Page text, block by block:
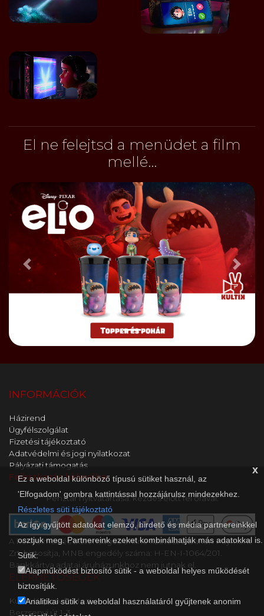
El ne felejtsd a menüdet a film
mellé...
Előző
x
Ez a weboldal különböző típusú sütiket használ, az
'Elfogadom' gombra kattintással hozzájárulsz mindezekhez.
Részletes süti tájékoztató
Az így gyűjtött adatokat elemző, hirdető és média partnereinkkel
osztjuk meg. Partnereink ezeket kombinálhatják más adatokkal is.
Sütik:
Alapműködést biztosító sütik - a weboldal helyes működését
biztosítják.
Analitikai sütik a weboldal használatáról gyűjtenek anonim
INFORMÁCIÓK
Házirend
Ügyfélszolgálat
Fizetési tájékoztató
Adatvédelmi és jogi nyilatkozat
Pályázati támogatás
Feliratkozás hírlevélre
Pénztár nyitvatartása: kezdés előtt fél órával.
A kényelmes és biztonságos online fizetést a Barion Payment
Zrt. biztosítja, MNB engedély száma: H-EN-I-1064/201.
Bankkártya adatai áruházunkhoz nem jutnak el.
ELÉRHETŐSÉGEK
Kultik Kaposvár Mozi
Berzsenyi út 1-3..